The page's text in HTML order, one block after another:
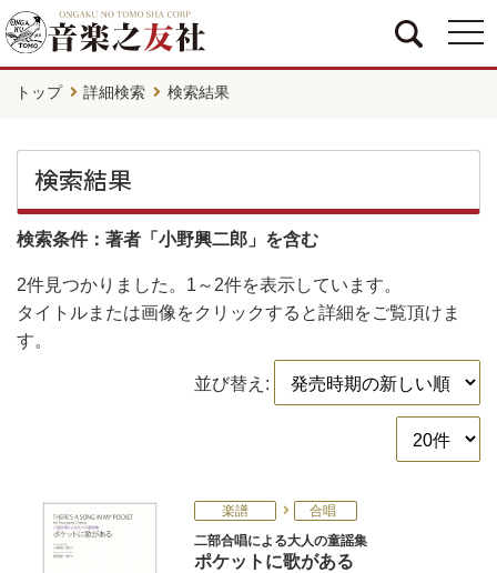
トップ 詳細検索 検索結果
検索結果
検索条件：著者「小野興二郎」を含む
2件見つかりました。 1～2件を表示しています。
タイトルまたは画像をクリックすると詳細をご覧頂けま
す。
並び替え:
楽譜
合唱
二部合唱による大人の童謡集
ポケットに歌がある